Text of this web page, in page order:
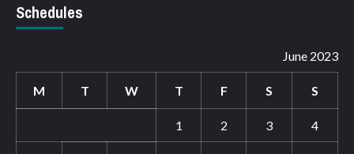
Schedules
June 2023
M T W T F S S
1 2 3 4